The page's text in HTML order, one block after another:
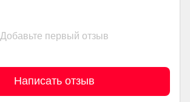
Добавьте первый отзыв
Написать отзыв